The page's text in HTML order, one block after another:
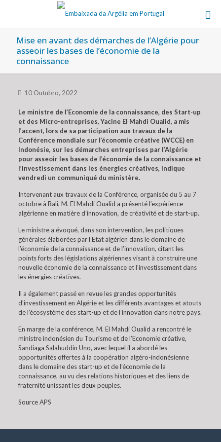
Mise en avant des démarches de l’Algérie pour
asseoir les bases de l’économie de la
connaissance
10 Outubro, 2022
Le ministre de l’Economie de la connaissance, des Start-up
et des Micro-entreprises, Yacine El Mahdi Oualid, a mis
l’accent, lors de sa participation aux travaux de la
Conférence mondiale sur l’économie créative (WCCE) en
Indonésie, sur les démarches entreprises par l’Algérie
pour asseoir les bases de l’économie de la connaissance et
l’investissement dans les énergies créatives, indique
vendredi un communiqué du ministère.
Intervenant aux travaux de la Conférence, organisée du 5 au 7
octobre à Bali, M. El Mahdi Oualid a présenté l’expérience
algérienne en matière d’innovation, de créativité et de start-up.
Le ministre a évoqué, dans son intervention, les politiques
générales élaborées par l’Etat algérien dans le domaine de
l’économie de la connaissance et de l’innovation, citant les
points forts des législations algériennes visant à construire une
nouvelle économie de la connaissance et l’investissement dans
les énergies créatives.
Il a également passé en revue les grandes opportunités
d’investissement en Algérie et les différents avantages et atouts
de l’écosystème des start-up et de l’innovation dans notre pays.
En marge de la conférence, M. El Mahdi Oualid a rencontré le
ministre indonésien du Tourisme et de l’Economie créative,
Sandiaga Salahuddin Uno, avec lequel il a abordé les
opportunités offertes à la coopération algéro-indonésienne
dans le domaine des start-up et de l’économie de la
connaissance, au vu des relations historiques et des liens de
fraternité unissant les deux peuples.
Source APS